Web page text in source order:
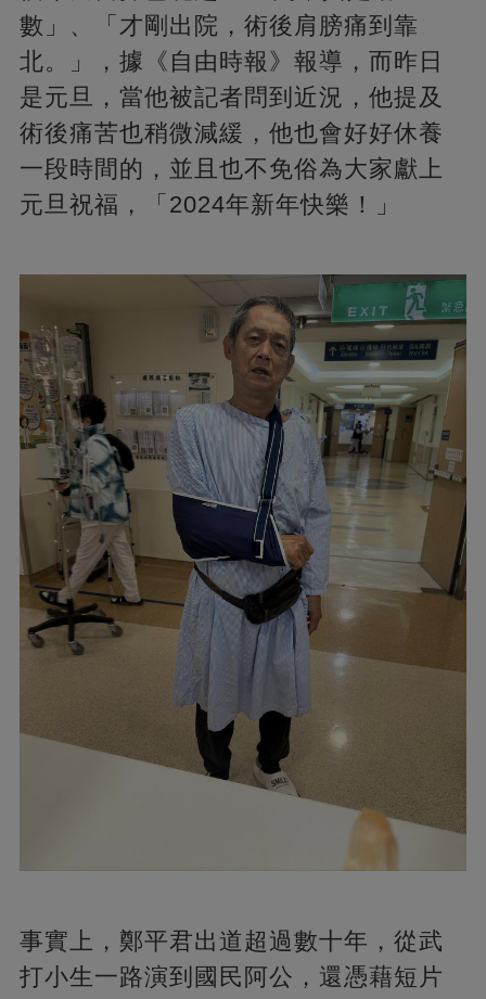
數」、「才剛出院，術後肩膀痛到靠
北。」，據《自由時報》報導，而昨日
是元旦，當他被記者問到近況，他提及
術後痛苦也稍微減緩，他也會好好休養
一段時間的，並且也不免俗為大家獻上
元旦祝福，「2024年新年快樂！」
事實上，鄭平君出道超過數十年，從武
打小生一路演到國民阿公，還憑藉短片